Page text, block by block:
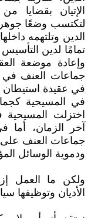
الإتيان بقضايا
لتكتسب وضعًا
الدين وتلتهمه
تمامًا لدين التأسيس
وإعادة موضعة
جماعات العنف في
في عقيدة استيطان
في المسيحية
اختزلت
آخر الزمان،
جماعات العنف على
ودموية الوسائل
ولكن ما العمل
الأديان وتوظيفها